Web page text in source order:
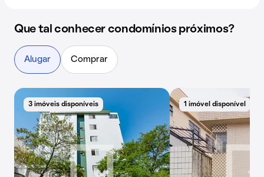
Que tal conhecer condomínios próximos?
Alugar Comprar
3 imóveis disponíveis 1 imóvel disponível